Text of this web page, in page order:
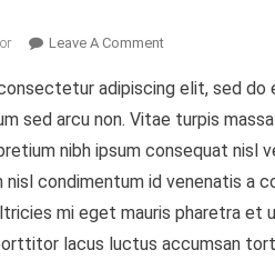
Leave A CommentOn
For
Rock
Climbing
Life
adipiscing elit, sed
sed arcu non. Vitae turpis
nibh ipsum consequat
condimentum id venenatis a
mi eget mauris pharetra
lacus luctus accumsan